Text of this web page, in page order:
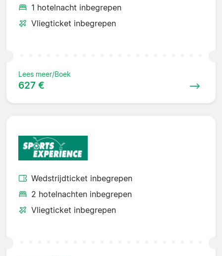
1 hotelnacht inbegrepen
Vliegticket inbegrepen
Lees meer/Boek
627 €
Wedstrijdticket inbegrepen
2 hotelnachten inbegrepen
Vliegticket inbegrepen